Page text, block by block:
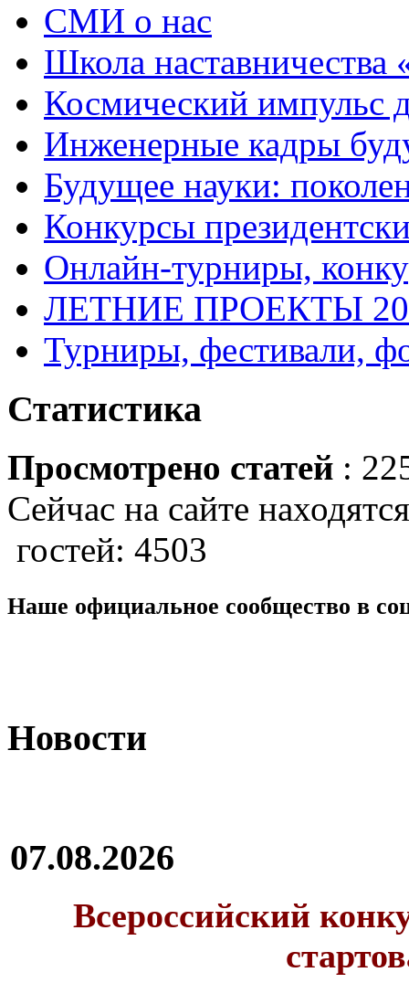
СМИ о нас
Школа
Космический импульс
Инженерные кадры
Будущее науки:
Конкурсы
Онлайн-турниры,
ЛЕТНИЕ ПРОЕКТЫ
Турниры, фестивали,
Статистика
Просмотрено статей :
Сейчас на сайте
гостей: 4503
Наше официальное сообщество в
Новости
07.08.2026
Всероссийский